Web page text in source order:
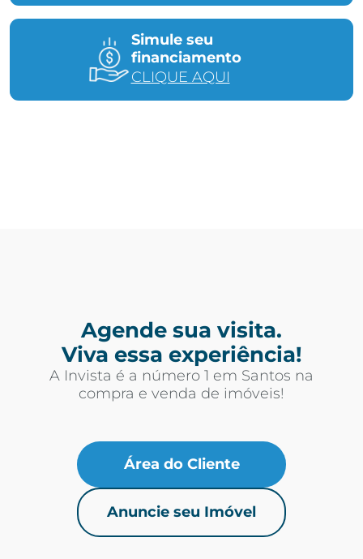
Simule seu
financiamento
CLIQUE AQUI
Agende sua visita.
Viva essa experiência!
A Invista é a número 1 em Santos na
compra e venda de imóveis!
Área do Cliente
Anuncie seu Imóvel